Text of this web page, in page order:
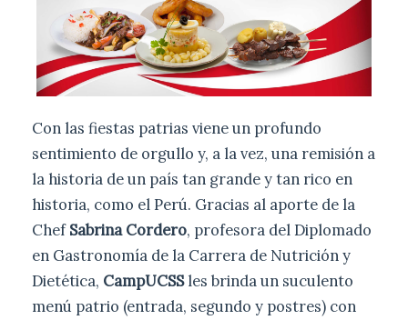
Con las fiestas patrias viene un profundo
sentimiento de orgullo y, a la vez, una remisión a
la historia de un país tan grande y tan rico en
historia, como el Perú. Gracias al aporte de la
ChefSabrina Cordero, profesora del Diplomado
en Gastronomía de la Carrera de Nutrición y
Dietética, CampUCSSles brinda un suculento
menú patrio (entrada, segundo y postres) con